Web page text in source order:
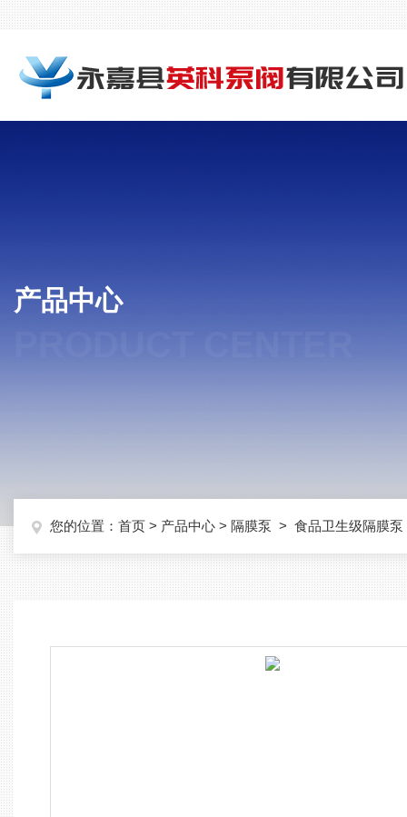
产品中心
您的位置： 首页 > 产品中心 > 隔膜泵 > 食品卫生级隔膜泵